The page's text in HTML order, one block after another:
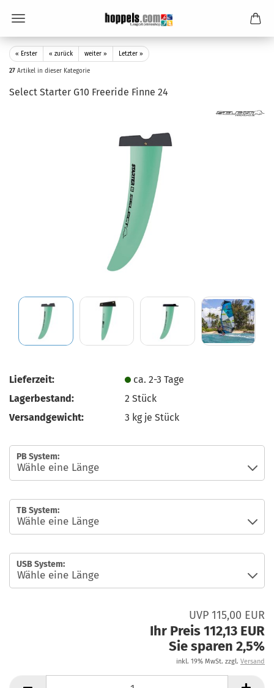
« Erster « zurück weiter » Letzter »
27 Artikel in dieser Kategorie
Select Starter G10 Freeride Finne 24
Lieferzeit:
ca. 2-3 Tage
Lagerbestand:
2Stück
Versandgewicht:
3 kg je Stück
PB System:
TB System:
USB System:
UVP 115,00 EUR
Ihr Preis 112,13 EUR
Sie sparen 2,5%
inkl. 19% MwSt. zzgl. Versand